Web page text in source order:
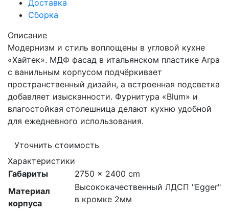
Доставка
Сборка
Описание
Модернизм и стиль воплощены в угловой кухне
«Хайтек». МДФ фасад в итальянском пластике Arpa
с ванильным корпусом подчёркивает
пространственный дизайн, а встроенная подсветка
добавляет изысканности. Фурнитура «Blum» и
влагостойкая столешница делают кухню удобной
для ежедневного использования.
Уточнить стоимость
Характеристики
Габариты
2750 × 2400 cm
Материал
корпуса
Высококачественный ЛДСП "Egger"
в кромке 2мм